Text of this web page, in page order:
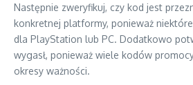
Następnie zweryfikuj, czy kod jest
konkretnej platformy, ponieważ
dla PlayStation lub PC. Dodatkowo
wygasł, ponieważ wiele kodów
okresy ważności.